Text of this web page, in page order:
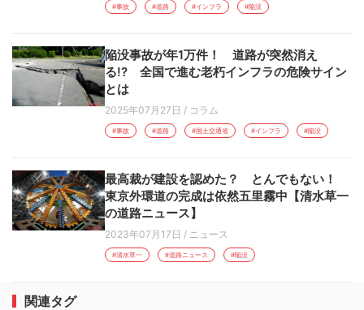
#事故 #道路 #インフラ #陥没
陥没事故が年1万件！ 道路が突然消え
る!? 全国で進む老朽インフラの危険サイン
とは
2025年07月27日 / コラム
#事故 #道路 #国土交通省 #インフラ #陥没
最高裁が建設を認めた？ とんでもない！
東京外環道の完成は依然五里霧中【清水草一
の道路ニュース】
2023年07月17日 / ニュース
#清水草一 #道路ニュース #陥没
関連タグ